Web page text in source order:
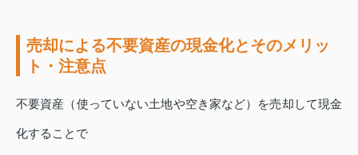
売却による不要資産の現金化とそのメリッ
ト・注意点
不要資産（使っていない土地や空き家など）を売却して現金
化することで